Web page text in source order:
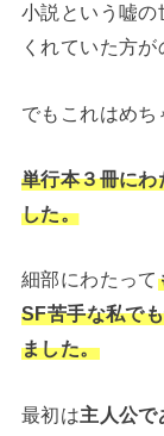
小説という嘘の
くれていた方が
でもこれはめち
単行本３冊に
した。
細部にわたって
SF苦手な私で
ました。
最初は主人公で